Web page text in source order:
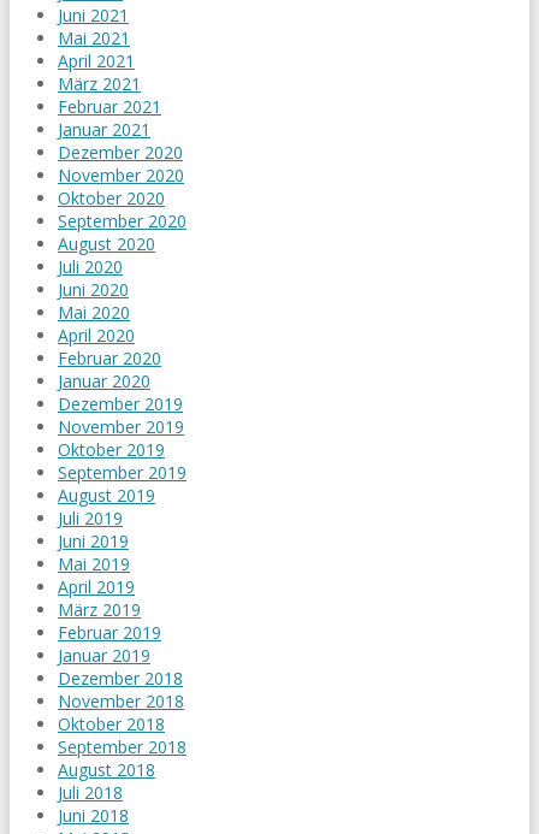
Juni 2021
Mai 2021
April 2021
März 2021
Februar 2021
Januar 2021
Dezember 2020
November 2020
Oktober 2020
September 2020
August 2020
Juli 2020
Juni 2020
Mai 2020
April 2020
Februar 2020
Januar 2020
Dezember 2019
November 2019
Oktober 2019
September 2019
August 2019
Juli 2019
Juni 2019
Mai 2019
April 2019
März 2019
Februar 2019
Januar 2019
Dezember 2018
November 2018
Oktober 2018
September 2018
August 2018
Juli 2018
Juni 2018